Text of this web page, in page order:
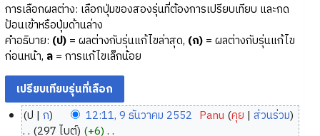
การเลือกผลต่าง: เลือกปุ่มของสองรุ่นที่ต้องการเปรียบเทียบ และกด
ป้อนเข้าหรือปุ่มด้านล่าง
คำอธิบาย: (ป)= ผลต่างกับรุ่นแก้ไขล่าสุด, (ก)= ผลต่างกับรุ่นแก้ไข
ก่อนหน้า, ล= การแก้ไขเล็กน้อย
ป ก 12:11, 9 ธันวาคม 2552 Panu คุย ส่วนร่วม
297 ไบต์
+6 ‎